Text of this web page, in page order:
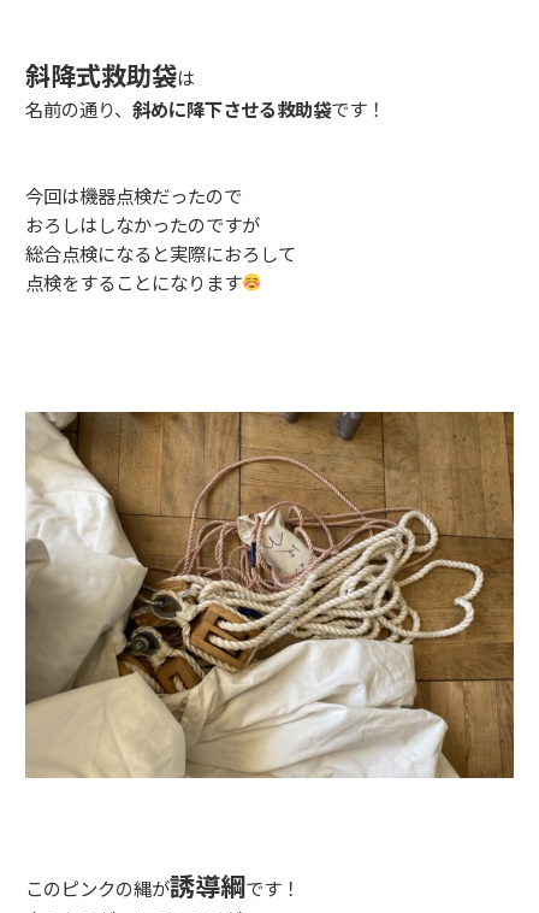
斜降式救助袋は
名前の通り、 斜めに降下させる救助袋です！
今回は機器点検だったので
おろしはしなかったのですが
総合点検になると実際におろして
点検をすることになります
このピンクの縄が誘導綱です！